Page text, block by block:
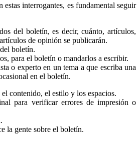
estas interrogantes, es fundamental seguir
del boletín, es decir, cuánto, artículos,
de opinión se publicarán.
boletín.
para el boletín o mandarlos a escribir.
o experto en un tema a que escriba una
en el boletín.
contenido, el estilo y los espacios.
para verificar errores de impresión o
la gente sobre el boletín.